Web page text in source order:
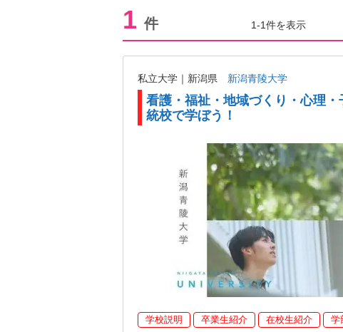
1 件 1-1件を表示
私立大学｜新潟県 新潟青陵大学
看護・福祉・地域づくり・心理
統校で学ぼう！
学校説明 卒業生紹介 在校生紹介 学